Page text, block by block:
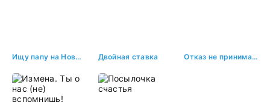
Ищу папу на Новый год! Двойная ставка Отказ не принимается